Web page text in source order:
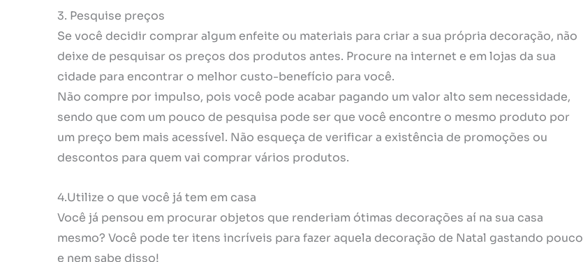
3. Pesquise preços
Se você decidir comprar algum enfeite ou materiais para criar a sua própria decoração, não
deixe de pesquisar os preços dos produtos antes. Procure na internet e em lojas da sua
cidade para encontrar o melhor custo-benefício para você.
Não compre por impulso, pois você pode acabar pagando um valor alto sem necessidade,
sendo que com um pouco de pesquisa pode ser que você encontre o mesmo produto por
um preço bem mais acessível. Não esqueça de verificar a existência de promoções ou
descontos para quem vai comprar vários produtos.
4.Utilize o que você já tem em casa
Você já pensou em procurar objetos que renderiam ótimas decorações aí na sua casa
mesmo? Você pode ter itens incríveis para fazer aquela decoração de Natal gastando pouco
e nem sabe disso!